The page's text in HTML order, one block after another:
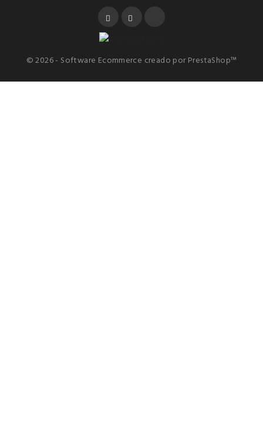
Facebook
© 2026 - Software Ecommerce creado por PrestaShop™